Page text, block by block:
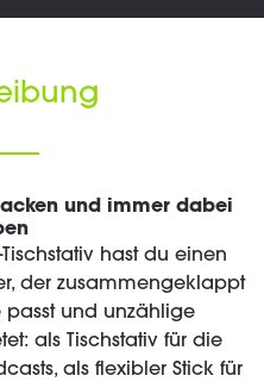
und immer dabei
hast du einen
der zusammengeklappt
und unzählige
als Tischstativ für die
als flexibler Stick für